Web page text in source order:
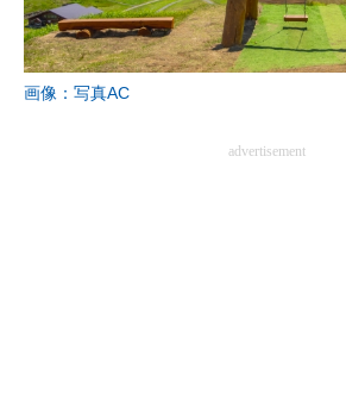
企業ITのトレンドを詳説
画像：写真AC
advertisement